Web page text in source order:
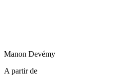
Manon Devémy
A partir de